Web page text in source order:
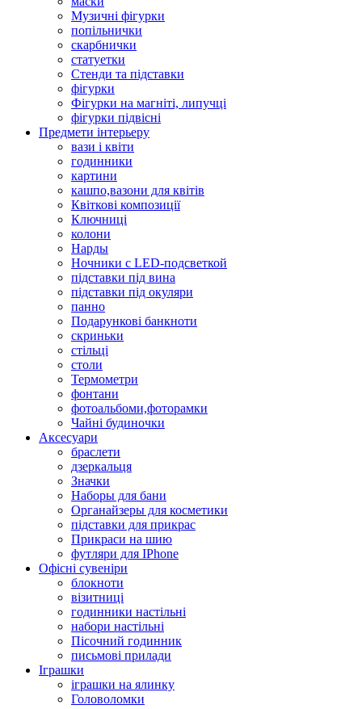
Музичні фігурки
попільнички
скарбнички
статуетки
Стенди та підставки
фігурки
Фігурки на магніті, липучці
фігурки підвісні
Предмети інтерьеру
вази і квіти
годинники
картини
кашпо,вазони для квітів
Квіткові композиції
Ключниці
колони
Нарды
Ночники с LED-подсветкой
підставки під вина
підставки під окуляри
панно
Подарункові банкноти
скриньки
стільці
столи
Термометри
фонтани
фотоальбоми,фоторамки
Чайні будиночки
Аксесуари
браслети
дзеркальця
Значки
Наборы для бани
Органайзеры для косметики
підставки для прикрас
Прикраси на шию
футляри для IPhone
Офісні сувеніри
блокноти
візитниці
годинники настільні
набори настільні
Пісочний годинник
письмові прилади
Іграшки
іграшки на ялинку
Головоломки